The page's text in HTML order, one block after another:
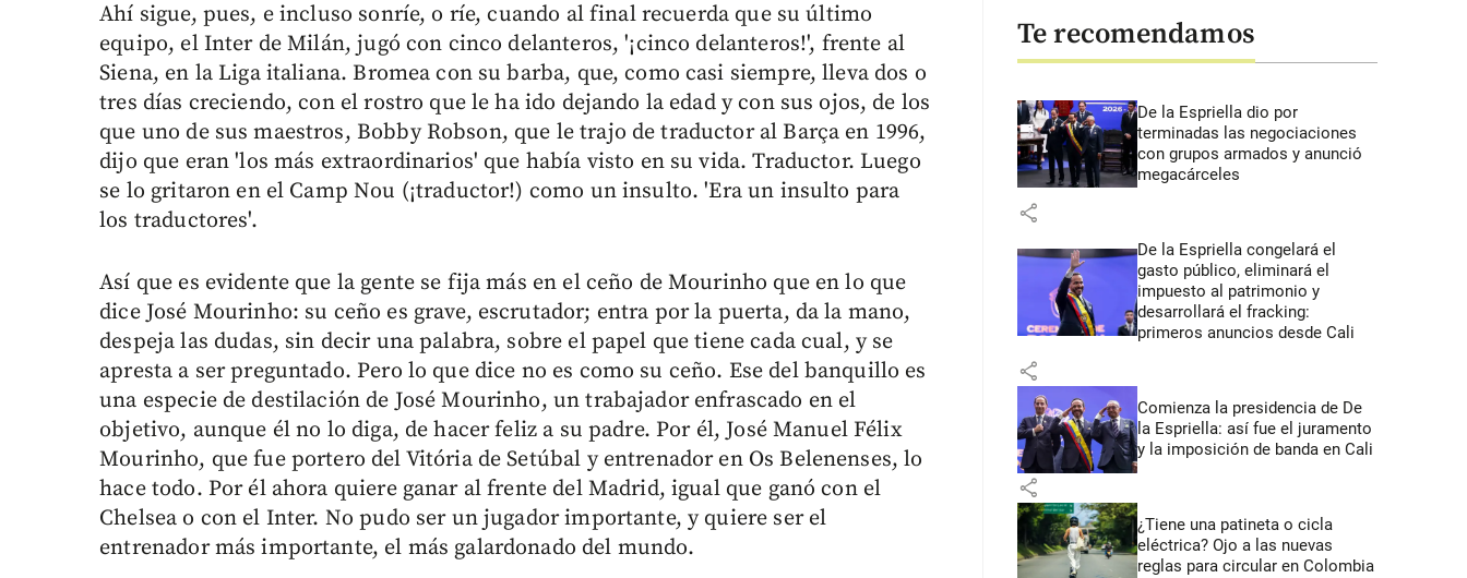
Ahí sigue, pues, e incluso sonríe, o ríe, cuando al final recuerda que su último
equipo, el Inter de Milán, jugó con cinco delanteros, '¡cinco delanteros!', frente al
Siena, en la Liga italiana. Bromea con su barba, que, como casi siempre, lleva dos o
tres días creciendo, con el rostro que le ha ido dejando la edad y con sus ojos, de los
que uno de sus maestros, Bobby Robson, que le trajo de traductor al Barça en 1996,
dijo que eran 'los más extraordinarios' que había visto en su vida. Traductor. Luego
se lo gritaron en el Camp Nou (¡traductor!) como un insulto. 'Era un insulto para
los traductores'.
Así que es evidente que la gente se fija más en el ceño de Mourinho que en lo que
dice José Mourinho: su ceño es grave, escrutador; entra por la puerta, da la mano,
despeja las dudas, sin decir una palabra, sobre el papel que tiene cada cual, y se
apresta a ser preguntado. Pero lo que dice no es como su ceño. Ese del banquillo es
una especie de destilación de José Mourinho, un trabajador enfrascado en el
objetivo, aunque él no lo diga, de hacer feliz a su padre. Por él, José Manuel Félix
Mourinho, que fue portero del Vitória de Setúbal y entrenador en Os Belenenses, lo
hace todo. Por él ahora quiere ganar al frente del Madrid, igual que ganó con el
Chelsea o con el Inter. No pudo ser un jugador importante, y quiere ser el
entrenador más importante, el más galardonado del mundo.
Te recomendamos
De la Espriella dio por
terminadas las negociaciones
con grupos armados y anunció
megacárceles
share
De la Espriella congelará el
gasto público, eliminará el
impuesto al patrimonio y
desarrollará el fracking:
primeros anuncios desde Cali
share
Comienza la presidencia de De
la Espriella: así fue el juramento
y la imposición de banda en Cali
share
¿Tiene una patineta o cicla
eléctrica? Ojo a las nuevas
reglas para circular en Colombia